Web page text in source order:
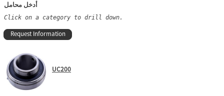
أدخل محامل
Click on a category to drill down.
Request Information
UC200